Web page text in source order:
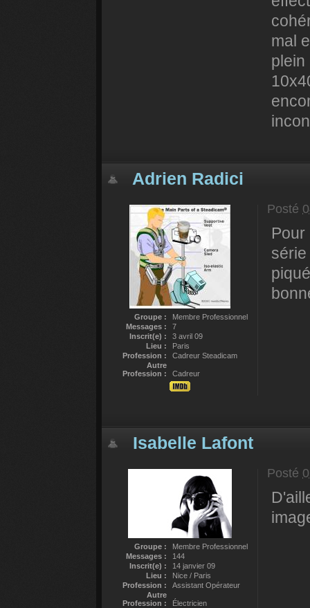
mal
plein
Adrien Radici
Groupe :
Membre Professionnel
Messages :
7
Inscrit(e) :
3 avril 09
Lieu :
Paris
Profession :
Cadreur Steadicam
Autre
Profession :
Cadreur
Posté
Pour
Isabelle Lafont
Groupe :
Membre Professionnel
Messages :
144
Inscrit(e) :
14 janvier 09
Lieu :
Nice / Paris
Profession :
Assistant Opérateur
Autre
Profession :
Électricien
Posté